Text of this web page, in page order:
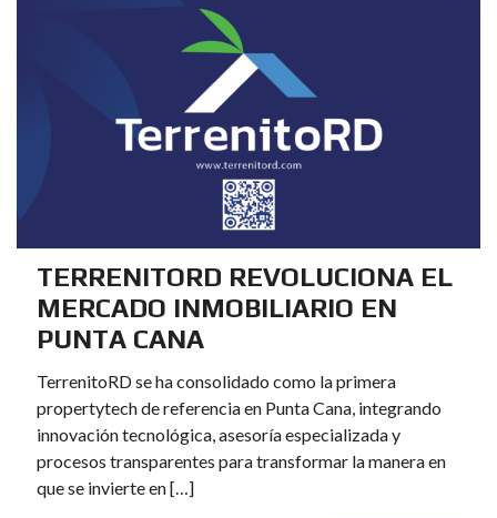
TERRENITORD REVOLUCIONA EL
MERCADO INMOBILIARIO EN
PUNTA CANA
TerrenitoRD se ha consolidado como la primera
propertytech de referencia en Punta Cana, integrando
innovación tecnológica, asesoría especializada y
procesos transparentes para transformar la manera en
que se invierte en […]